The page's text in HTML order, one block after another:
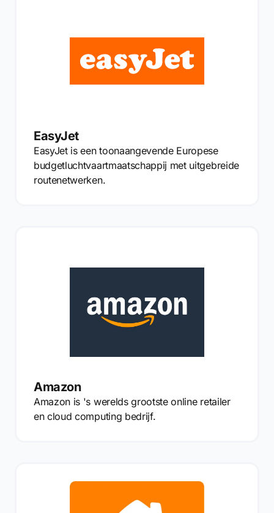
EasyJet
EasyJet is een toonaangevende Europese
budgetluchtvaartmaatschappij met uitgebreide
routenetwerken.
Amazon
Amazon is 's werelds grootste online retailer
en cloud computing bedrijf.